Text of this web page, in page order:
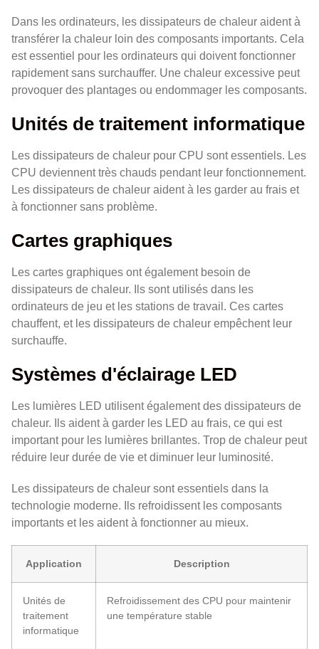
Dans les ordinateurs, les dissipateurs de chaleur aident à
transférer la chaleur loin des composants importants. Cela
est essentiel pour les ordinateurs qui doivent fonctionner
rapidement sans surchauffer. Une chaleur excessive peut
provoquer des plantages ou endommager les composants.
Unités de traitement informatique
Les dissipateurs de chaleur pour CPU sont essentiels. Les
CPU deviennent très chauds pendant leur fonctionnement.
Les dissipateurs de chaleur aident à les garder au frais et
à fonctionner sans problème.
Cartes graphiques
Les cartes graphiques ont également besoin de
dissipateurs de chaleur. Ils sont utilisés dans les
ordinateurs de jeu et les stations de travail. Ces cartes
chauffent, et les dissipateurs de chaleur empêchent leur
surchauffe.
Systèmes d'éclairage LED
Les lumières LED utilisent également des dissipateurs de
chaleur. Ils aident à garder les LED au frais, ce qui est
important pour les lumières brillantes. Trop de chaleur peut
réduire leur durée de vie et diminuer leur luminosité.
Les dissipateurs de chaleur sont essentiels dans la
technologie moderne. Ils refroidissent les composants
importants et les aident à fonctionner au mieux.
Application Description
Unités de
traitement
informatique
Refroidissement des CPU pour maintenir
une température stable